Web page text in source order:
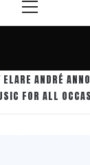
Menu
ELARE ANDRÉ
FOR ALL